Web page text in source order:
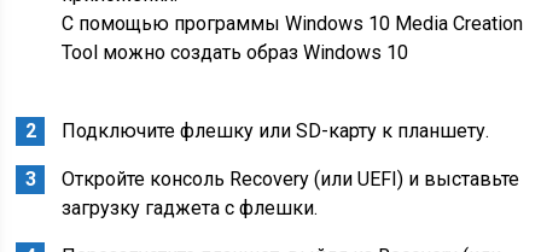
С помощью программы Windows 10 Media Creation
Tool можно создать образ Windows 10
Подключите флешку или SD-карту к планшету.
Откройте консоль Recovery (или UEFI) и выставьте
загрузку гаджета с флешки.